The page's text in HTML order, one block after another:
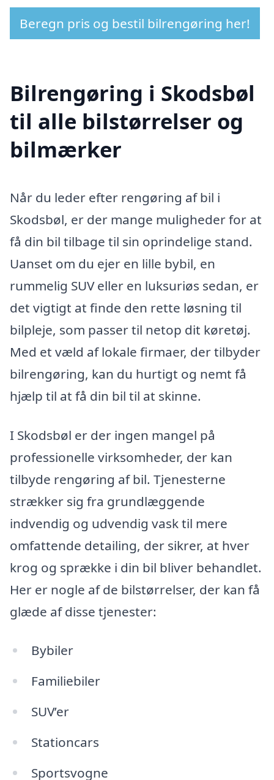
Beregn pris og bestil bilrengøring her!
Bilrengøring i Skodsbøl
til alle bilstørrelser og
bilmærker
Når du leder efter rengøring af bil i
Skodsbøl, er der mange muligheder for at
få din bil tilbage til sin oprindelige stand.
Uanset om du ejer en lille bybil, en
rummelig SUV eller en luksuriøs sedan, er
det vigtigt at finde den rette løsning til
bilpleje, som passer til netop dit køretøj.
Med et væld af lokale firmaer, der tilbyder
bilrengøring, kan du hurtigt og nemt få
hjælp til at få din bil til at skinne.
I Skodsbøl er der ingen mangel på
professionelle virksomheder, der kan
tilbyde rengøring af bil. Tjenesterne
strækker sig fra grundlæggende
indvendig og udvendig vask til mere
omfattende detailing, der sikrer, at hver
krog og sprække i din bil bliver behandlet.
Her er nogle af de bilstørrelser, der kan få
glæde af disse tjenester:
Bybiler
Familiebiler
SUV’er
Stationcars
Sportsvogne